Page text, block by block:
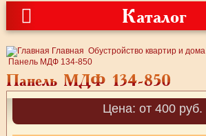
Каталог
Главная Обустройство квартир и дома
Панель МДФ 134-850
Панель МДФ 134-850
Цена: от 400 руб.